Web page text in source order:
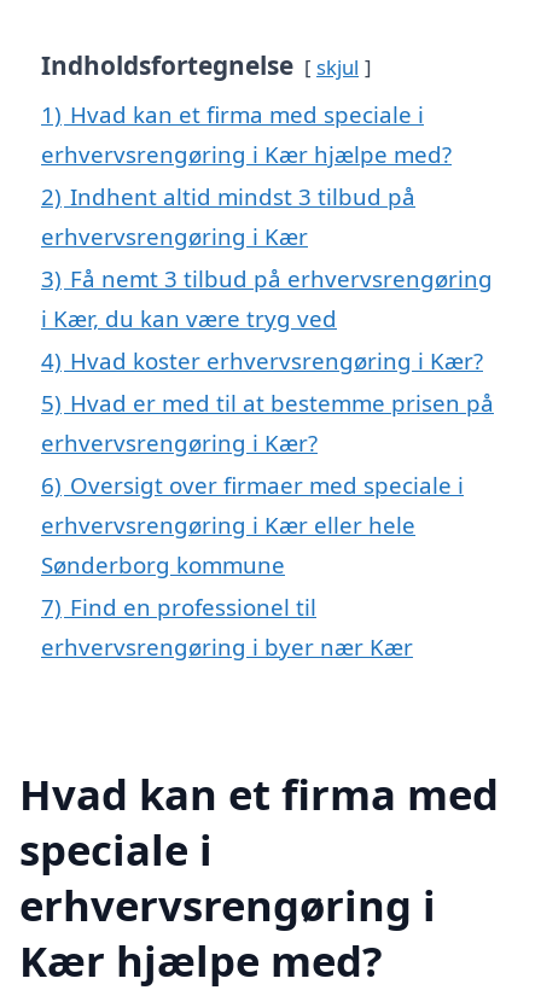
Indholdsfortegnelse skjul
1) Hvad kan et firma med speciale i
erhvervsrengøring i Kær hjælpe med?
2) Indhent altid mindst 3 tilbud på
erhvervsrengøring i Kær
3) Få nemt 3 tilbud på erhvervsrengøring
i Kær, du kan være tryg ved
4) Hvad koster erhvervsrengøring i Kær?
5) Hvad er med til at bestemme prisen på
erhvervsrengøring i Kær?
6) Oversigt over firmaer med speciale i
erhvervsrengøring i Kær eller hele
Sønderborg kommune
7) Find en professionel til
erhvervsrengøring i byer nær Kær
Hvad kan et firma med
speciale i
erhvervsrengøring i
Kær hjælpe med?